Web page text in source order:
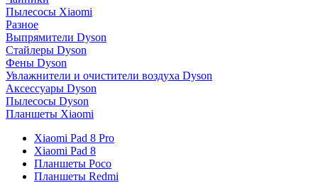
Пылесосы Xiaomi
Разное
Выпрямители Dyson
Стайлеры Dyson
Фены Dyson
Увлажнители и очистители воздуха Dyson
Аксессуары Dyson
Пылесосы Dyson
Планшеты Xiaomi
Xiaomi Pad 8 Pro
Xiaomi Pad 8
Планшеты Poco
Планшеты Redmi